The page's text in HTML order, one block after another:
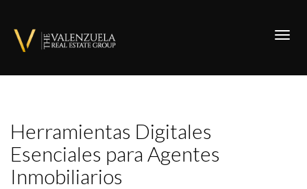
Herramientas Digitales
Esenciales para Agentes
Inmobiliarios